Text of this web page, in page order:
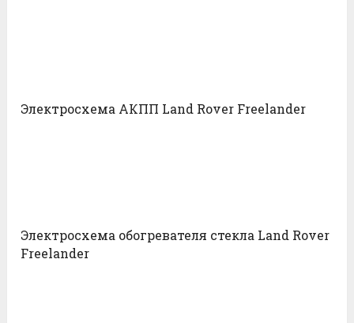
Электросхема АКПП Land Rover Freelander
Электросхема обогревателя стекла Land Rover
Freelander